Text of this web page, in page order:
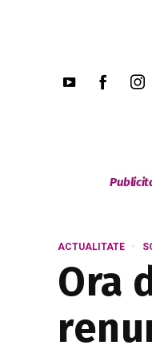
ACTUALITATE
Ora